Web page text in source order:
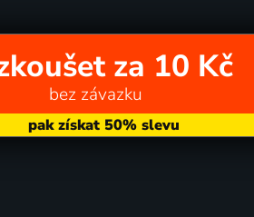
za 10 Kč
bez závazku